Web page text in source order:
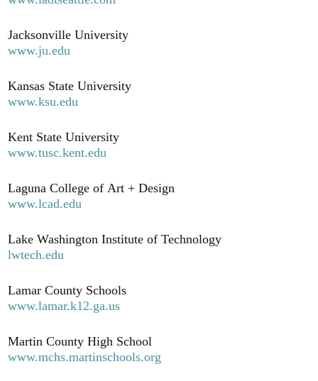
Jacksonville University
www.ju.edu
Kansas State University
www.ksu.edu
Kent State University
www.tusc.kent.edu
Laguna College of Art + Design
www.lcad.edu
Lake Washington Institute of Technology
lwtech.edu
Lamar County Schools
www.lamar.k12.ga.us
Martin County High School
www.mchs.martinschools.org